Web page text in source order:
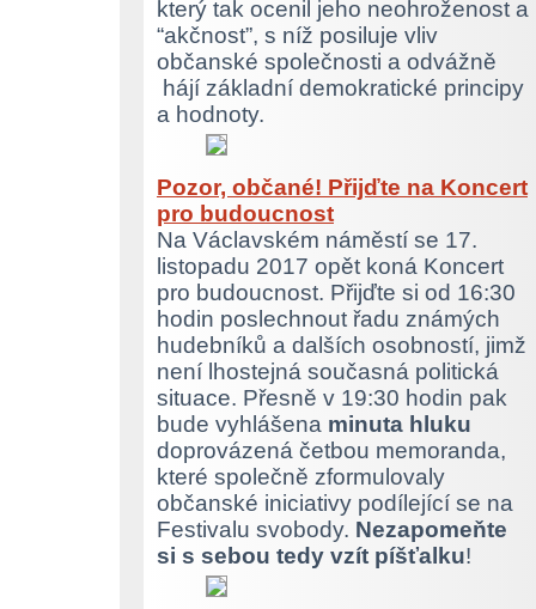
který tak ocenil jeho neohroženost a
“akčnost”, s níž posiluje vliv
občanské společnosti a odvážně
hájí základní demokratické principy
a hodnoty.
Pozor, občané! Přijďte na Koncert
pro budoucnost
Na Václavském náměstí se 17.
listopadu 2017 opět koná Koncert
pro budoucnost. Přijďte si od 16:30
hodin poslechnout řadu známých
hudebníků a dalších osobností, jimž
není lhostejná současná politická
situace. Přesně v 19:30 hodin pak
bude vyhlášena minuta hluku
doprovázená četbou memoranda,
které společně zformulovaly
občanské iniciativy podílející se na
Festivalu svobody. Nezapomeňte
si s sebou tedy vzít píšťalku!